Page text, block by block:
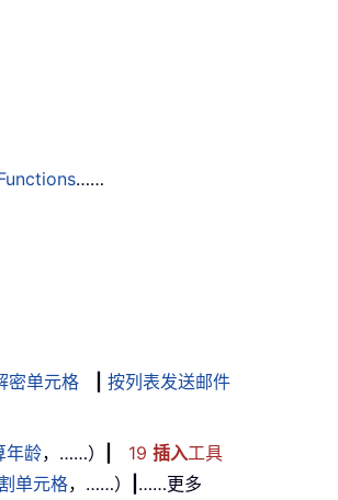
……
密单元格
按列表发送邮件
年龄，……） 19 插入工具
单元格，……） ……更多